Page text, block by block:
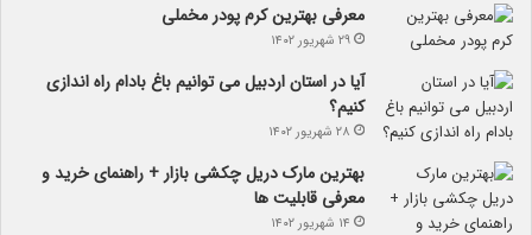
معرفی بهترین کرم پودر مخملی
۲۹ شهریور ۱۴۰۲
آیا در استان اردبیل می توانیم باغ بادام راه اندازی
کنیم؟
۲۸ شهریور ۱۴۰۲
بهترین مارک دریل چکشی بازار + راهنمای خرید و
معرفی قابلیت ها
۱۴ شهریور ۱۴۰۲